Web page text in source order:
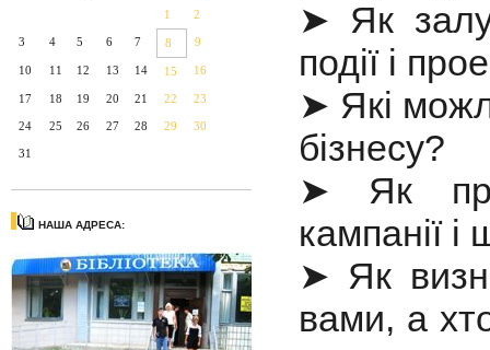
1 2
3 4 5 6 7 8 9
10 11 12 13 14 15 16
17 18 19 20 21 22 23
24 25 26 27 28 29 30
31
НАША АДРЕСА:
➤ Як
події і
➤ Які
бізнесу?
➤ Як
кампанії
➤ Як
вами, а